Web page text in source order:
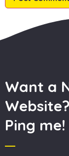
Want a
Website?
Ping me!